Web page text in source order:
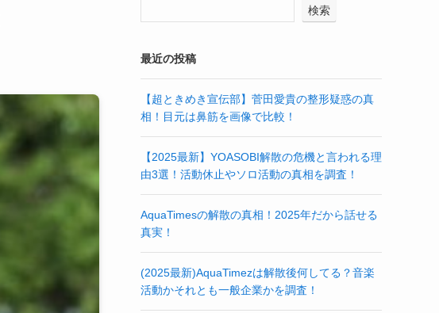
検索
最近の投稿
【超ときめき宣伝部】菅田愛貴の整形疑惑の真
相！目元は鼻筋を画像で比較！
【2025最新】YOASOBI解散の危機と言われる理
由3選！活動休止やソロ活動の真相を調査！
AquaTimesの解散の真相！2025年だから話せる
真実！
(2025最新)AquaTimezは解散後何してる？音楽
活動かそれとも一般企業かを調査！